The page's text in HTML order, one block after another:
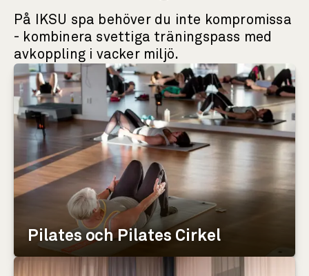
På IKSU spa behöver du inte kompromissa
- kombinera svettiga träningspass med
avkoppling i vacker miljö.
Pilates och Pilates Cirkel